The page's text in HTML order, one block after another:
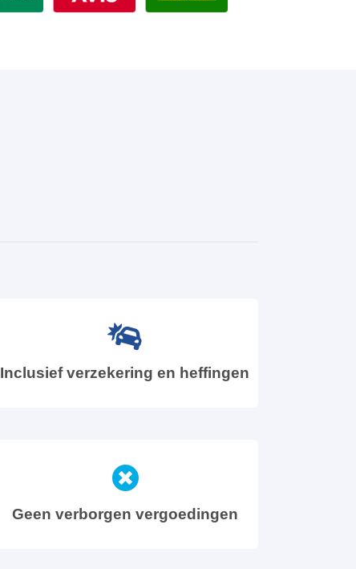
Inclusief verzekering en heffingen
Geen verborgen vergoedingen